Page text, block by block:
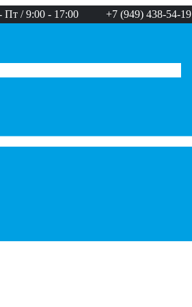
Пт / 9:00 - 17:00 +7 (949) 438-54-19